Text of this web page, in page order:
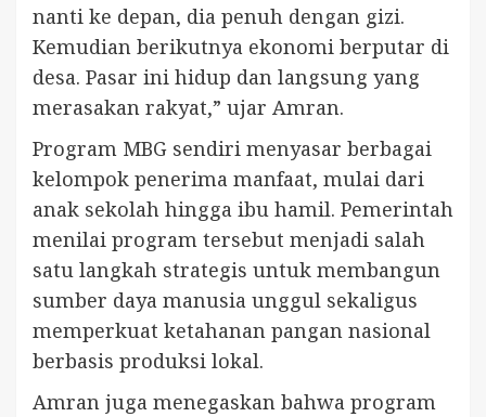
nanti ke depan, dia penuh dengan gizi.
Kemudian berikutnya ekonomi berputar di
desa. Pasar ini hidup dan langsung yang
merasakan rakyat,” ujar Amran.
Program MBG sendiri menyasar berbagai
kelompok penerima manfaat, mulai dari
anak sekolah hingga ibu hamil. Pemerintah
menilai program tersebut menjadi salah
satu langkah strategis untuk membangun
sumber daya manusia unggul sekaligus
memperkuat ketahanan pangan nasional
berbasis produksi lokal.
Amran juga menegaskan bahwa program